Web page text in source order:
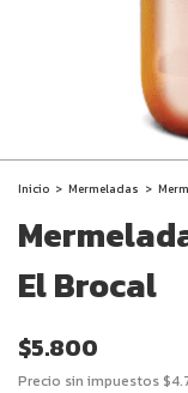
Inicio > Mermeladas >
El Brocal
$5.800
Precio sin impuestos